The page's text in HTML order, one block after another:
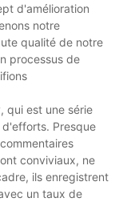
d'amélioration
notre
qualité de notre
processus de
qui est une série
Presque
conviviaux, ne
ils enregistrent
un taux de